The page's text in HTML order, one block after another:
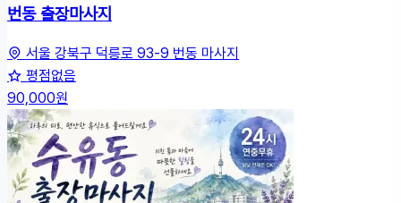
번동 출장마사지
서울 강북구 덕릉로 93-9 번동 마사지
평점없음
90,000원